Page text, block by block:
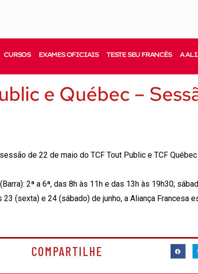
CURSOS EXAMES OFICIAIS TESTE SEU FRANCÊS A
e Québec –
de 22 de maio do TCF Tout Public e TCF
2ª a 6ª, das 8h às 11h e das 13h às 19h30;
(sexta) e 24 (sábado) de junho, a Aliança Francesa
COMPARTILHE